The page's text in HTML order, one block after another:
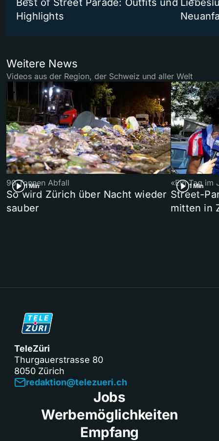
Best of Street Parade: Outfits und
Highlights
Weitere News
Videos aus der Region, der Schweiz und aller Welt
1 Min
90 Tonnen Abfall
So wird Zürich über Nacht wieder
sauber
1 Min
«Ein Tag im
Street-
mitten in
TeleZüri
Thurgauerstrasse 80
8050 Zürich
redaktion@telezueri.ch
Jobs
Werbemöglichkeiten
Empfang